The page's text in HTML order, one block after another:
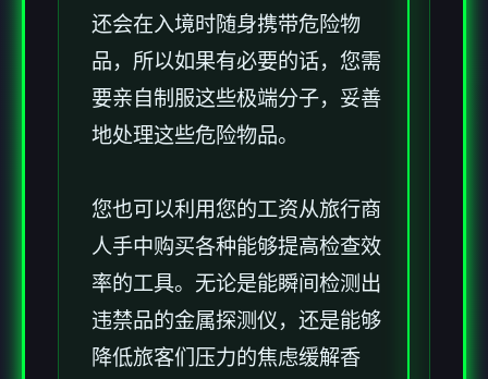
还会在入境时随身携带危险物
品，所以如果有必要的话，您需
要亲自制服这些极端分子，妥善
地处理这些危险物品。
您也可以利用您的工资从旅行商
人手中购买各种能够提高检查效
率的工具。无论是能瞬间检测出
违禁品的金属探测仪，还是能够
降低旅客们压力的焦虑缓解香